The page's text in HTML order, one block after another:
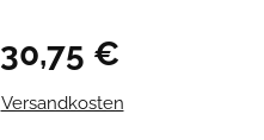
Ursprünglicher
Preis
30,75 €
Versandkosten